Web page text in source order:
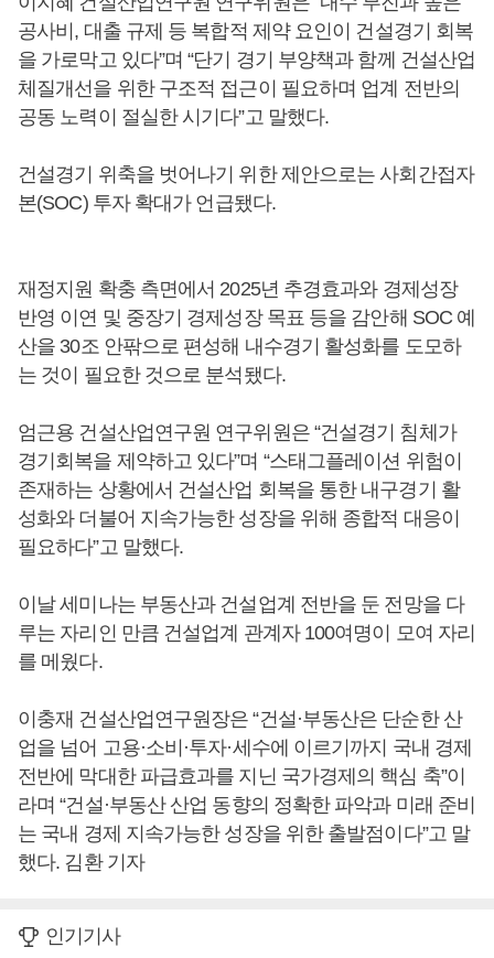
공사비, 대출 규제 등 복합적 제약 요인이 건설경기 회복
을 가로막고 있다”며 “단기 경기 부양책과 함께 건설산업
체질개선을 위한 구조적 접근이 필요하며 업계 전반의
공동 노력이 절실한 시기다”고 말했다.
건설경기 위축을 벗어나기 위한 제안으로는 사회간접자
본(SOC) 투자 확대가 언급됐다.
재정지원 확충 측면에서 2025년 추경효과와 경제성장
반영 이연 및 중장기 경제성장 목표 등을 감안해 SOC 예
산을 30조 안팎으로 편성해 내수경기 활성화를 도모하
는 것이 필요한 것으로 분석됐다.
엄근용 건설산업연구원 연구위원은 “건설경기 침체가
경기회복을 제약하고 있다”며 “스태그플레이션 위험이
존재하는 상황에서 건설산업 회복을 통한 내구경기 활
성화와 더불어 지속가능한 성장을 위해 종합적 대응이
필요하다”고 말했다.
이날 세미나는 부동산과 건설업계 전반을 둔 전망을 다
루는 자리인 만큼 건설업계 관계자 100여명이 모여 자리
를 메웠다.
이충재 건설산업연구원장은 “건설·부동산은 단순한 산
업을 넘어 고용·소비·투자·세수에 이르기까지 국내 경제
전반에 막대한 파급효과를 지닌 국가경제의 핵심 축”이
라며 “건설·부동산 산업 동향의 정확한 파악과 미래 준비
는 국내 경제 지속가능한 성장을 위한 출발점이다”고 말
했다. 김환 기자
인기기사